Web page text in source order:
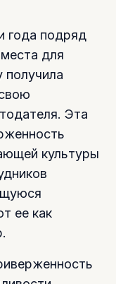
года подряд
для
получила
Эта
культуры
ее как